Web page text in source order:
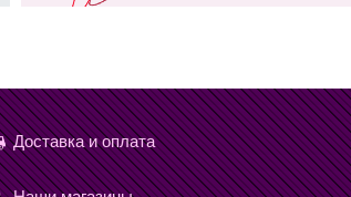
Доставка и оплата